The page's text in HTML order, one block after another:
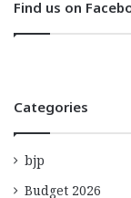
Find us on
Categories
bjp
Budget 2026